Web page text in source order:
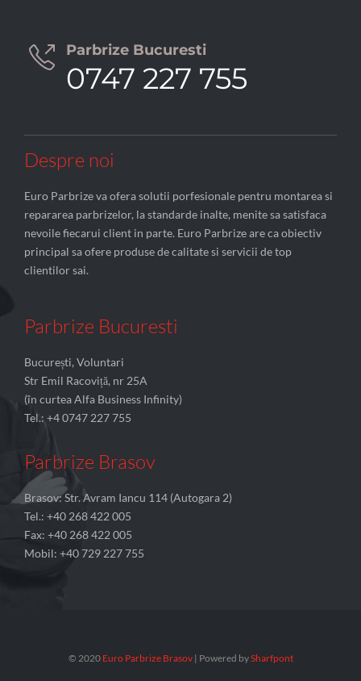
 Parbrize Bucuresti
0747 227 755
Despre noi
Euro Parbrize va ofera solutii porfesionale pentru montarea si
repararea parbrizelor, la standarde inalte, menite sa satisfaca
nevoile fiecarui client in parte. Euro Parbrize are ca obiectiv
principal sa ofere produse de calitate si servicii de top
clientilor sai.
Parbrize Bucuresti
București, Voluntari
Str Emil Racoviță, nr 25A
(în curtea Alfa Business Infinity)
Tel.: +4 0747 227 755
Parbrize Brasov
Brasov: Str. Avram Iancu 114 (Autogara 2)
Tel.: +40 268 422 005
Fax: +40 268 422 005
Mobil: +40 729 227 755
© 2020 Euro Parbrize Brasov | Powered bySharfpont